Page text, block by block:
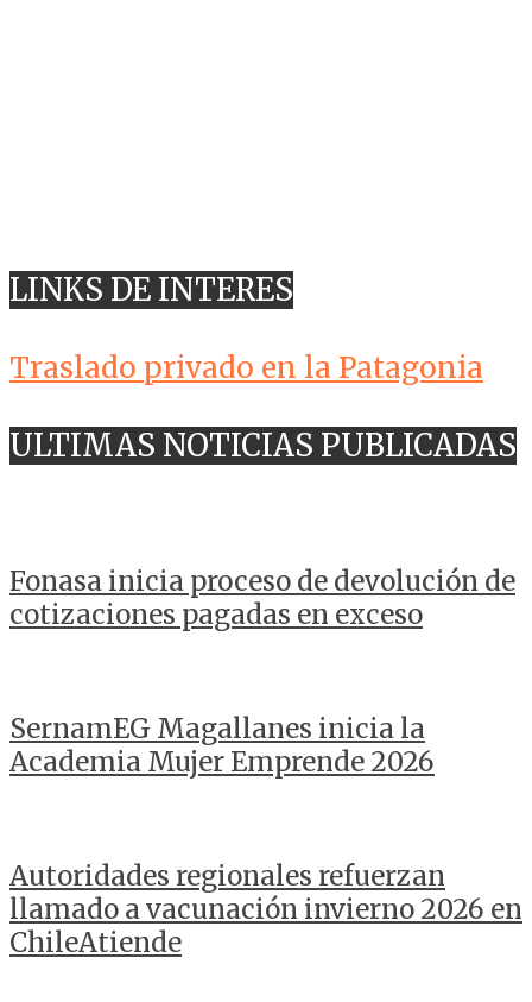
LINKS DE INTERES
Traslado privado en la Patagonia
ULTIMAS NOTICIAS PUBLICADAS
Fonasa inicia proceso de devolución de
cotizaciones pagadas en exceso
SernamEG Magallanes inicia la
Academia Mujer Emprende 2026
Autoridades regionales refuerzan
llamado a vacunación invierno 2026 en
ChileAtiende